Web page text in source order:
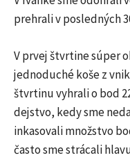
prehrali v posledných
V prvej štvrtine súper
jednoduché koše z
štvrtinu vyhrali o bod
dejstvo, kedy sme
inkasovali množstvo
často sme strácali